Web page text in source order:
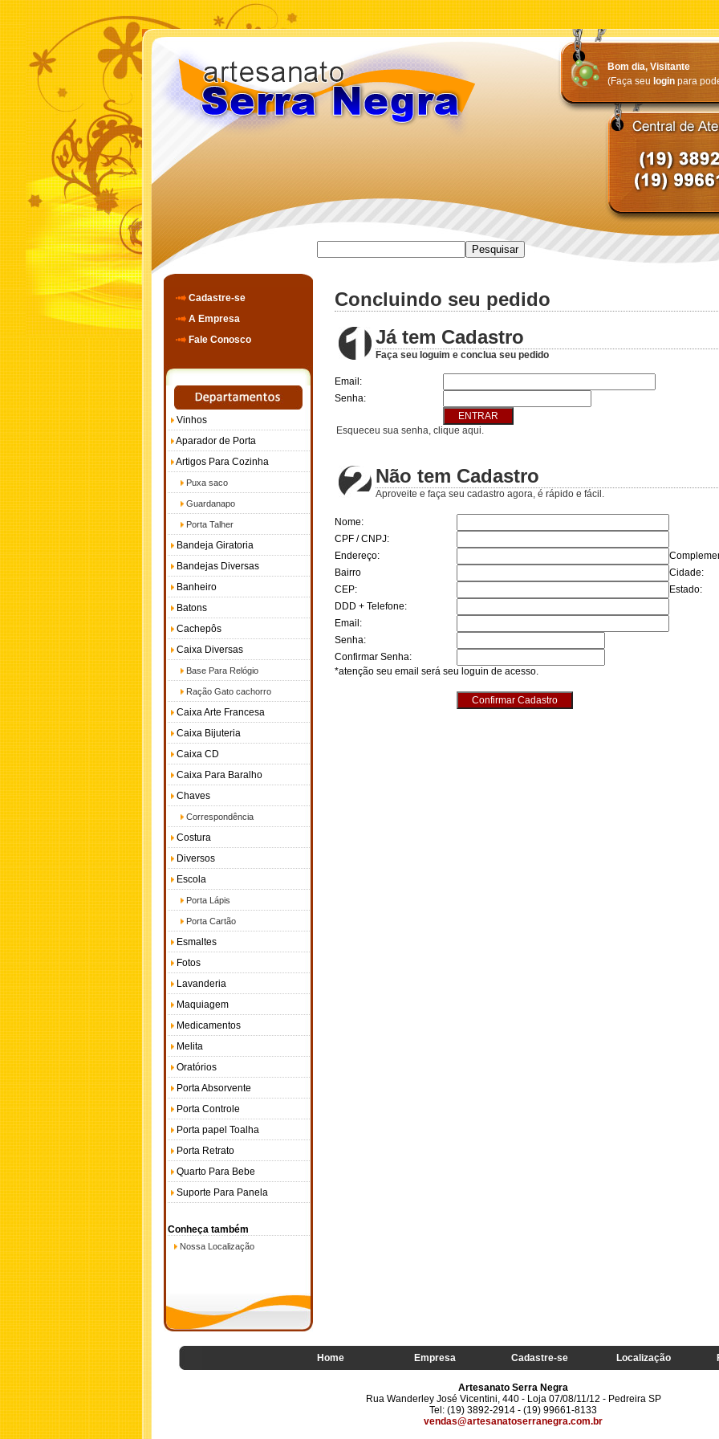
Bom dia, Visitante
(Faça seu login para
Cadastre-se
A Empresa
Fale Conosco
Vinhos
Aparador de Porta
Artigos Para Cozinha
Puxa saco
Guardanapo
Porta Talher
Bandeja Giratoria
Bandejas Diversas
Banheiro
Batons
Cachepôs
Caixa Diversas
Base Para Relógio
Ração Gato cachorro
Caixa Arte Francesa
Caixa Bijuteria
Caixa CD
Caixa Para Baralho
Chaves
Correspondência
Costura
Diversos
Escola
Porta Lápis
Porta Cartão
Esmaltes
Fotos
Lavanderia
Maquiagem
Medicamentos
Melita
Oratórios
Porta Absorvente
Porta Controle
Porta papel Toalha
Porta Retrato
Quarto Para Bebe
Suporte Para Panela
Conheça também
Nossa Localização
Concluindo seu pedido
Já tem Cadastro
Faça seu loguim e conclua seu pedido
Email:
Senha:
Esqueceu sua senha, clique aqui.
Não tem Cadastro
Aproveite e faça seu cadastro agora, é rápido e fácil.
Nome:
CPF / CNPJ:
Endereço:
Bairro
Cidade:
CEP:
Estado:
DDD + Telefone:
Email:
Senha:
Confirmar Senha:
*atenção seu email será seu loguin de acesso.
Home Empresa Cadastre-se Localização
Artesanato Serra Negra
Rua Wanderley José Vicentini, 440 - Loja 07/08/11/12 - Pedreira SP
Tel: (19) 3892-2914 - (19) 99661-8133
vendas@artesanatoserranegra.com.br